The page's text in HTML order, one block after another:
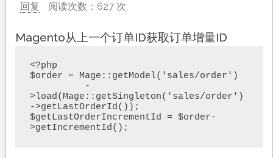
回复
阅读次数：627 次
Magento从上一个订单ID获取订单增量ID
<?php
$order = Mage::getModel('sales/order')
>load(Mage::getSingleton('sales/order')
->getLastOrderId());
$getLastOrderIncrementId = $order-
>getIncrementId();